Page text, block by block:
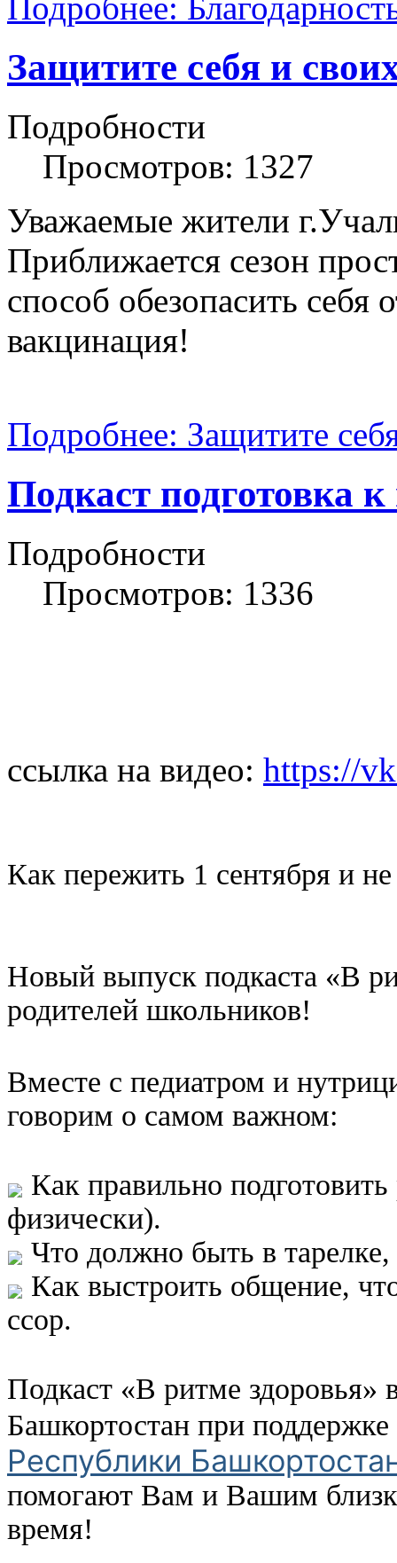
Подробнее:
Защитите себя и
Подробности
Просмотров: 1327
Уважаемые жители
Приближается сезон
способ обезопасить себя
вакцинация!
Подробнее: Защитите
Подкаст подготовка
Подробности
Просмотров: 1336
ссылка на видео: https://
Как пережить 1 сентября и
Новый выпуск подкаста «В
родителей школьников!
Вместе с педиатром и
говорим о самом важном:
Как правильно
физически).
Что должно быть в
Как выстроить общение,
ссор.
Подкаст «В ритме здоровья»
Башкортостан при поддержке
Республики
помогают Вам и Вашим
время!